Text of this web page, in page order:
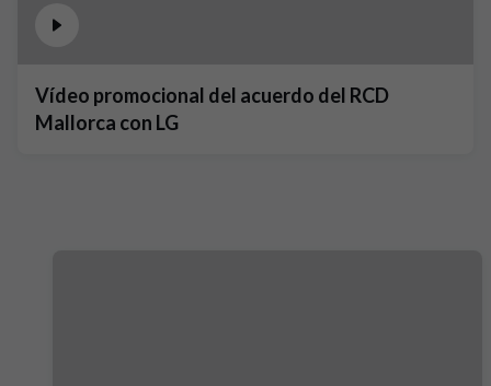
Vídeo promocional del acuerdo del RCD
Mallorca con LG